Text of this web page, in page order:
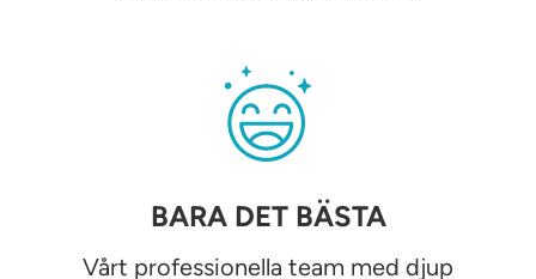
BARA DET BÄSTA
Vårt professionella team med djup